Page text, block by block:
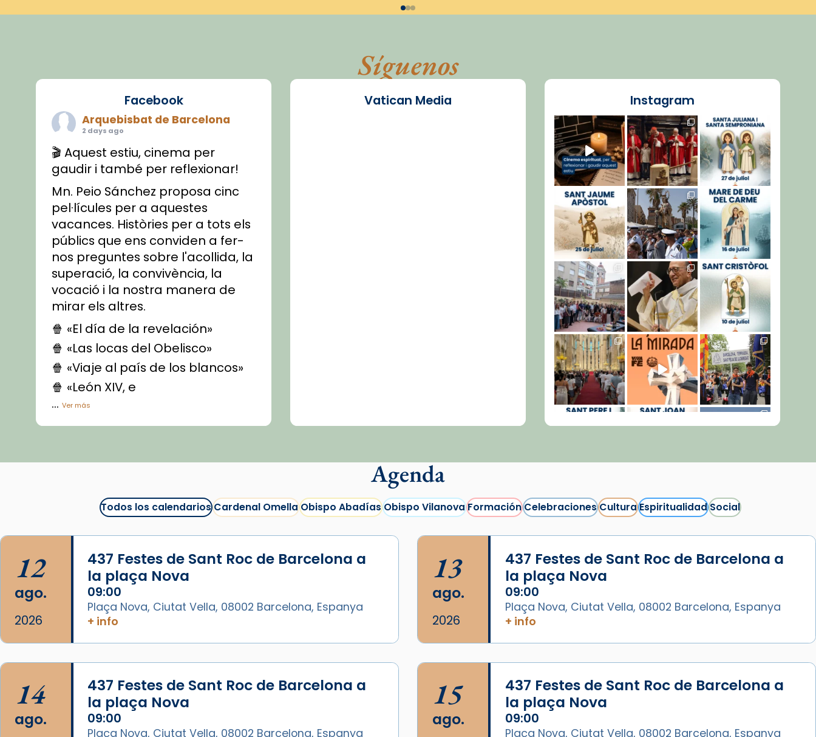
Síguenos
Facebook
Arquebisbat de Barcelona
2 days ago
🎬 Aquest estiu, cinema per
gaudir i també per reflexionar!
Mn. Peio Sánchez proposa cinc
pel·lícules per a aquestes
vacances. Històries per a tots els
públics que ens conviden a fer-
nos preguntes sobre l'acollida, la
superació, la convivència, la
vocació i la nostra manera de
mirar els altres.
🍿 «El día de la revelación»
🍿 «Las locas del Obelisco»
🍿 «Viaje al país de los blancos»
🍿 «León XIV, e
...Ver más
Vídeo
La Carmina va patir depressió.
arribar el seu testimoni al papa
Lleó XIV.
Recupera l'entrevista
compVatican Newstican News 👇
Foto
View on Facebook · Share
Vatican Media Instagram
Cargar más...
Agenda
Todos los calendariosCardenal OmellaObispo AbadíasObispo VilanovaFormaciónCelebracionesCulturaEspiritualidadSocial
12
ago.
2026
437 Festes de Sant Roc de Barcelona a
la plaça Nova
09:00
Plaça Nova, Ciutat Vella, 08002 Barcelona, Espanya
+ info
13
ago.
2026
437 Festes de Sant Roc de Barcelona a
la plaça Nova
09:00
Plaça Nova, Ciutat Vella, 08002 Barcelona, Espanya
+ info
14
ago.
437 Festes de Sant Roc de Barcelona a
la plaça Nova
09:00
Plaça Nova, Ciutat Vella, 08002 Barcelona, Espanya
15
ago.
437 Festes de Sant Roc de Barcelona a
la plaça Nova
09:00
Plaça Nova, Ciutat Vella, 08002 Barcelona, Espanya